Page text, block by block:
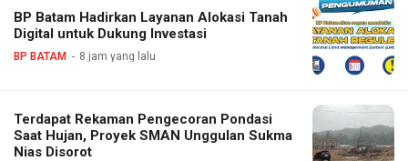
BP Batam Hadirkan Layanan Alokasi Tanah
Digital untuk Dukung Investasi
BP BATAM 8 jam yang lalu
Terdapat Rekaman Pengecoran Pondasi
Saat Hujan, Proyek SMAN Unggulan Sukma
Nias Disorot